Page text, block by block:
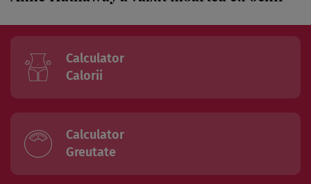
Calculator
Calorii
Calculator
Greutate